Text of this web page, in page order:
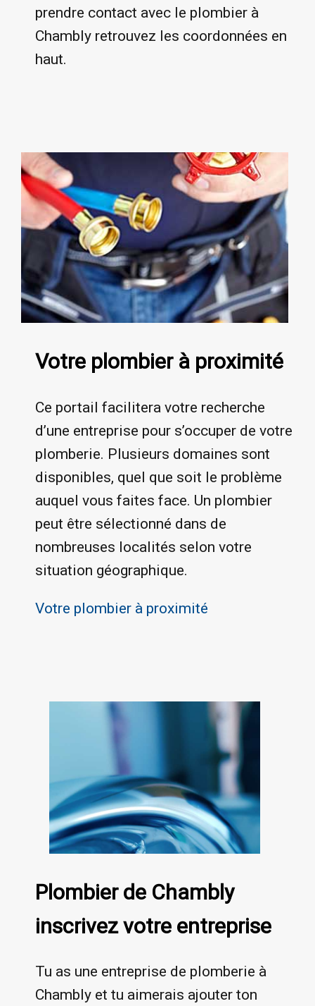
prendre contact avec le plombier à
Chambly retrouvez les coordonnées en
haut.
Votre plombier à proximité
Ce portail facilitera votre recherche
d’une entreprise pour s’occuper de votre
plomberie. Plusieurs domaines sont
disponibles, quel que soit le problème
auquel vous faites face. Un plombier
peut être sélectionné dans de
nombreuses localités selon votre
situation géographique.
Votre plombier à proximité
Plombier de Chambly
inscrivez votre entreprise
Tu as une entreprise de plomberie à
Chambly et tu aimerais ajouter ton